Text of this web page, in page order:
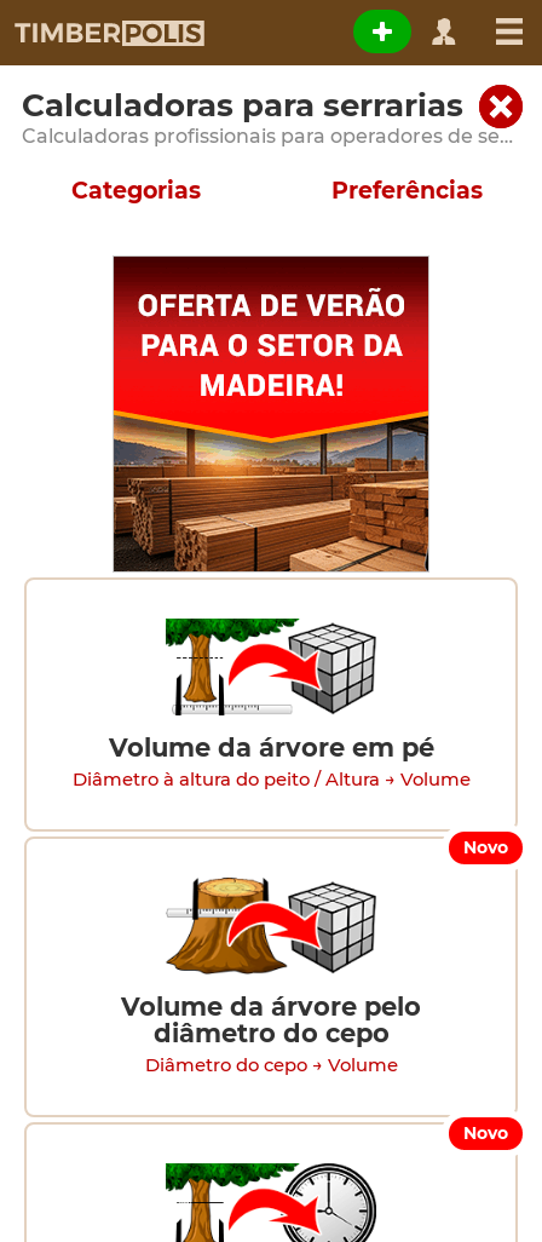
Calculadoras para serrarias
Calculadoras profissionais para operadores de serraria e unidades de processamento de madeira
Categorias
Volume da árvore em pé
Diâmetro à altura do peito / Altura → Volume
Novo
Volume da árvore pelo
diâmetro do cepo
Diâmetro do cepo → Volume
Novo
Preferências